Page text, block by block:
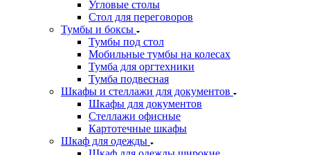
Угловые столы
Стол для переговоров
Тумбы и боксы
Тумбы под стол
Мобильные тумбы на колесах
Тумба для оргтехники
Тумба подвесная
Шкафы и стеллажи для документов
Шкафы для документов
Стеллажи офисные
Картотечные шкафы
Шкаф для одежды